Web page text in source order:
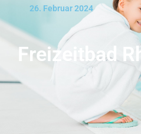
26. Februar 2024
Freizeitbad